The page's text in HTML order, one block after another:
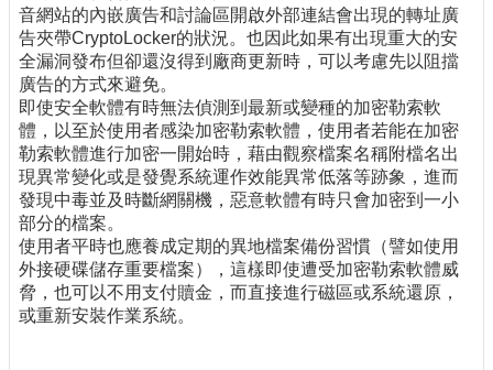
音網站的內嵌廣告和討論區開啟外部連結會出現的轉址廣
告夾帶CryptoLocker的狀況。也因此如果有出現重大的安
全漏洞發布但卻還沒得到廠商更新時，可以考慮先以阻擋
廣告的方式來避免。
即使安全軟體有時無法偵測到最新或變種的加密勒索軟
體，以至於使用者感染加密勒索軟體，使用者若能在加密
勒索軟體進行加密一開始時，藉由觀察檔案名稱附檔名出
現異常變化或是發覺系統運作效能異常低落等跡象，進而
發現中毒並及時斷網關機，惡意軟體有時只會加密到一小
部分的檔案。
使用者平時也應養成定期的異地檔案備份習慣（譬如使用
外接硬碟儲存重要檔案），這樣即使遭受加密勒索軟體威
脅，也可以不用支付贖金，而直接進行磁區或系統還原，
或重新安裝作業系統。